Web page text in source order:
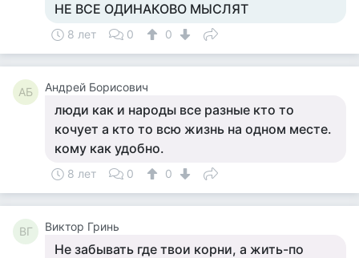
НЕ ВСЕ ОДИНАКОВО МЫСЛЯТ
8 лет 0 0
АБ Андрей Борисович
люди как и народы все разные кто то
кочует а кто то всю жизнь на одном месте.
кому как удобно.
8 лет 0 0
ВГ Виктор Гринь
Не забывать где твои корни, а жить-по